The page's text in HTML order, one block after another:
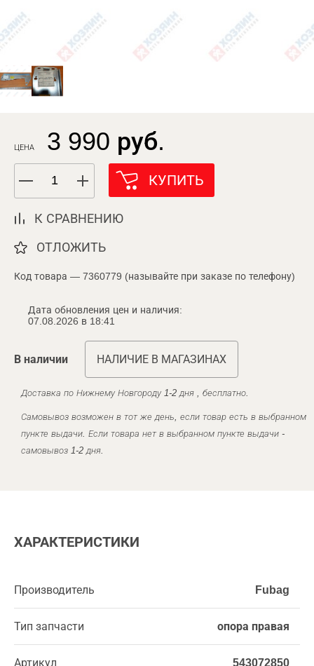
ЦЕНА 3 990 руб.
КУПИТЬ
К СРАВНЕНИЮ
ОТЛОЖИТЬ
Код товара — 7360779 (называйте при заказе по телефону)
Дата обновления цен и наличия:
07.08.2026 в 18:41
В наличии НАЛИЧИЕ В МАГАЗИНАХ
Доставка по Нижнему Новгороду 1-2 дня , бесплатно.
Самовывоз возможен в тот же день, если товар есть в выбранном
пункте выдачи. Если товара нет в выбранном пункте выдачи -
самовывоз 1-2 дня.
ХАРАКТЕРИСТИКИ
Производитель Fubag
Тип запчасти опора правая
Артикул 543072850